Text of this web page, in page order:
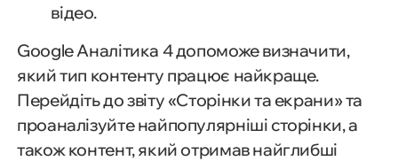
відео.
Google Аналітика 4 допоможе визначити,
який тип контенту працює найкраще.
Перейдіть до звіту «Сторінки та екрани» та
проаналізуйте найпопулярніші сторінки, а
також контент, який отримав найглибші